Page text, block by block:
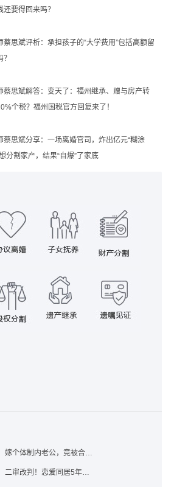
还要得回来吗？
蔡思斌评析：承担孩子的“大学费用”包括高额留
蔡思斌解答：变天了：福州继承、赠与房产转
个税？福州国税官方回复来了！
蔡思斌分享：一场离婚官司，炸出亿元“糊涂
分割家产，结果“自爆”了家底
福州律师蔡思斌评析：嫁个体制内老公，竟被合伙设局背上近百万债务，婚前不查征信真要命！
福州律师蔡思斌评析：二审改判！恋爱同居5年为女友买车，分手后能要回吗？